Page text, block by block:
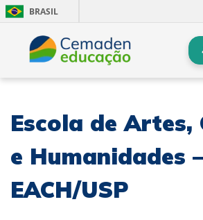
BRASIL
Escola de Artes,
e Humanidades –
EACH/USP